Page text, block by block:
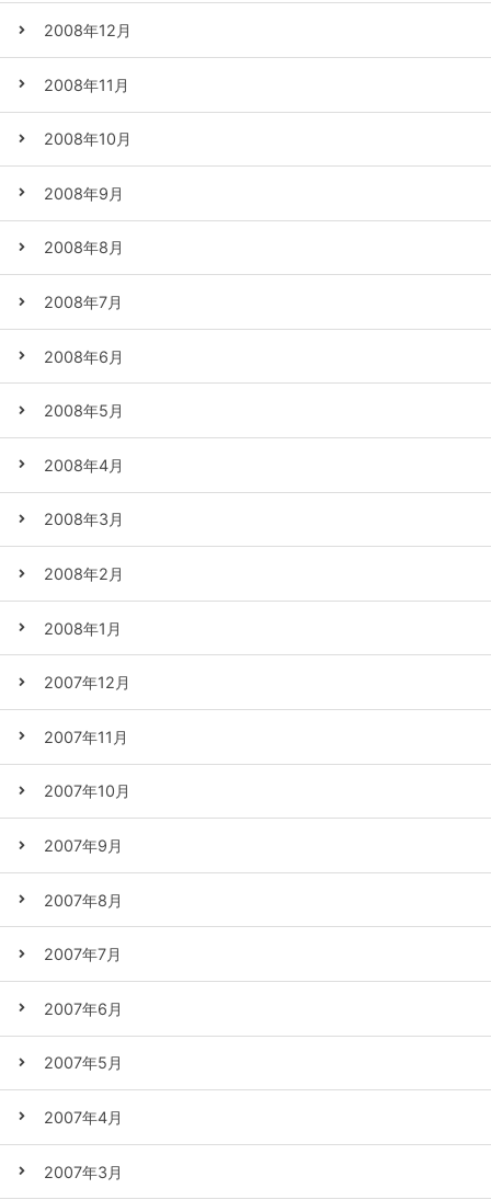
2008年12月
2008年11月
2008年10月
2008年9月
2008年8月
2008年7月
2008年6月
2008年5月
2008年4月
2008年3月
2008年2月
2008年1月
2007年12月
2007年11月
2007年10月
2007年9月
2007年8月
2007年7月
2007年6月
2007年5月
2007年4月
2007年3月